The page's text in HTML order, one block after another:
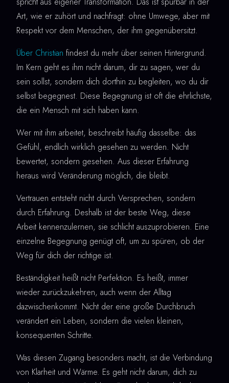
Art, wie er zuhört und nachfragt: ohne Umwege, aber mit
Respekt vor dem Menschen, der ihm gegenübersitzt.
Über Christian findest du mehr über seinen Hintergrund.
Im Kern geht es ihm nicht darum, dir zu sagen, wer du
sein sollst, sondern dich dorthin zu begleiten, wo du dir
selbst begegnest. Diese Begegnung ist oft die ehrlichste,
die ein Mensch mit sich haben kann.
Wer mit ihm arbeitet, beschreibt häufig dasselbe: das
Gefühl, endlich wirklich gesehen zu werden. Nicht
bewertet, sondern gesehen. Aus dieser Erfahrung
heraus wird Veränderung möglich, die bleibt.
Vertrauen entsteht nicht durch Versprechen, sondern
durch Erfahrung. Deshalb ist der beste Weg, diese
Arbeit kennenzulernen, sie schlicht auszuprobieren. Eine
einzelne Begegnung genügt oft, um zu spüren, ob der
Weg für dich der richtige ist.
Beständigkeit heißt nicht Perfektion. Es heißt, immer
wieder zurückzukehren, auch wenn der Alltag
dazwischenkommt. Nicht der eine große Durchbruch
verändert ein Leben, sondern die vielen kleinen,
konsequenten Schritte.
Was diesen Zugang besonders macht, ist die Verbindung
von Klarheit und Wärme. Es geht nicht darum, dich zu